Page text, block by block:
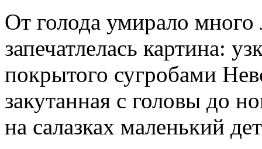
От голода умирало
запечатлелась картина:
покрытого сугробами
закутанная с головы до
на салазках маленький